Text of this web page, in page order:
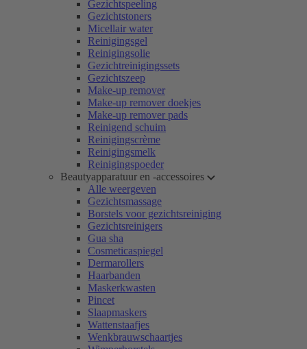
Gezichtspeeling
Gezichtstoners
Micellair water
Reinigingsgel
Reinigingsolie
Gezichtreinigingssets
Gezichtszeep
Make-up remover
Make-up remover doekjes
Make-up remover pads
Reinigend schuim
Reinigingscrème
Reinigingsmelk
Reinigingspoeder
Beautyapparatuur en -accessoires
Alle weergeven
Gezichtsmassage
Borstels voor gezichtsreiniging
Gezichtsreinigers
Gua sha
Cosmeticaspiegel
Dermarollers
Haarbanden
Maskerkwasten
Pincet
Slaapmaskers
Wattenstaafjes
Wenkbrauwschaartjes